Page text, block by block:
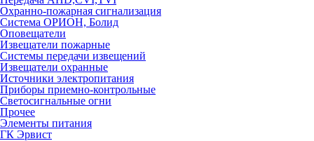
Охранно-пожарная сигнализация
Система ОРИОН, Болид
Оповещатели
Извещатели пожарные
Системы передачи извещений
Извещатели охранные
Источники электропитания
Приборы приемно-контрольные
Светосигнальные огни
Прочее
Элементы питания
ГК Эрвист